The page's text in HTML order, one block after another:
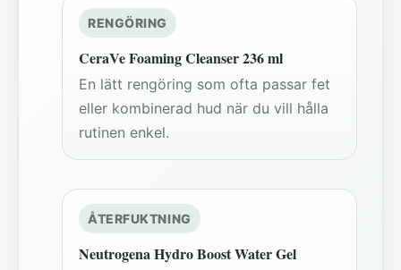
RENGÖRING
CeraVe Foaming Cleanser 236 ml
En lätt rengöring som ofta passar fet
eller kombinerad hud när du vill hålla
rutinen enkel.
ÅTERFUKTNING
Neutrogena Hydro Boost Water Gel